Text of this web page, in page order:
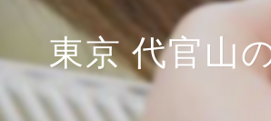
東京 代官山